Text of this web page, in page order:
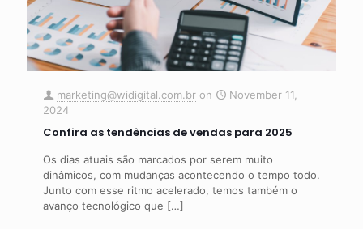
marketing@widigital.com.br on
November 11,
2024
Confira as tendências de vendas para 2025
Os dias atuais são marcados por serem muito
dinâmicos, com mudanças acontecendo o tempo todo.
Junto com esse ritmo acelerado, temos também o
avanço tecnológico que […]